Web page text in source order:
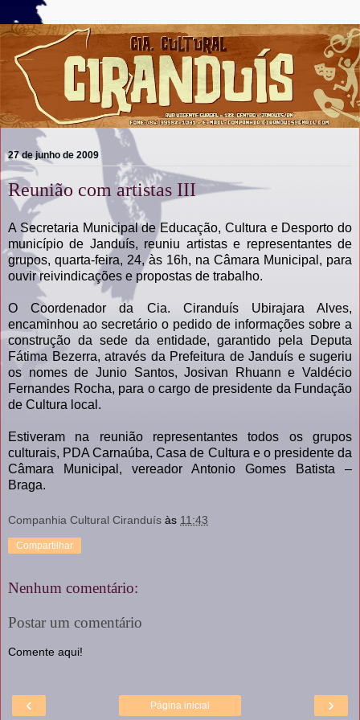
27 de junho de 2009
Reunião com artistas III
A Secretaria Municipal de Educação, Cultura e Desporto do
município de Janduís, reuniu artistas e representantes de
grupos, quarta-feira, 24, às 16h, na Câmara Municipal, para
ouvir reivindicações e propostas de trabalho.
O Coordenador da Cia. Ciranduís Ubirajara Alves,
encaminhou ao secretário o pedido de informações sobre a
construção da sede da entidade, garantido pela Deputa
Fátima Bezerra, através da Prefeitura de Janduís e sugeriu
os nomes de Junio Santos, Josivan Rhuann e Valdécio
Fernandes Rocha, para o cargo de presidente da Fundação
de Cultura local.
Estiveram na reunião representantes todos os grupos
culturais, PDA Carnaúba, Casa de Cultura e o presidente da
Câmara Municipal, vereador Antonio Gomes Batista –
Braga.
Companhia Cultural Ciranduís às 11:43
Compartilhar
Nenhum comentário:
Postar um comentário
Comente aqui!
‹ ›
Página inicial